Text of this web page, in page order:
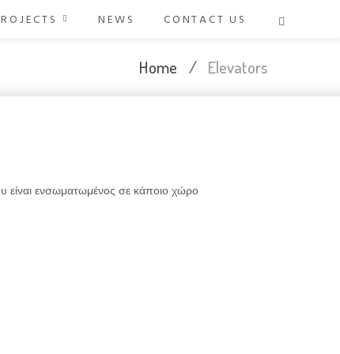
NEWS CONTACT US
Home / Elevators
είναι ενσωματωμένος σε κάποιο χώρο